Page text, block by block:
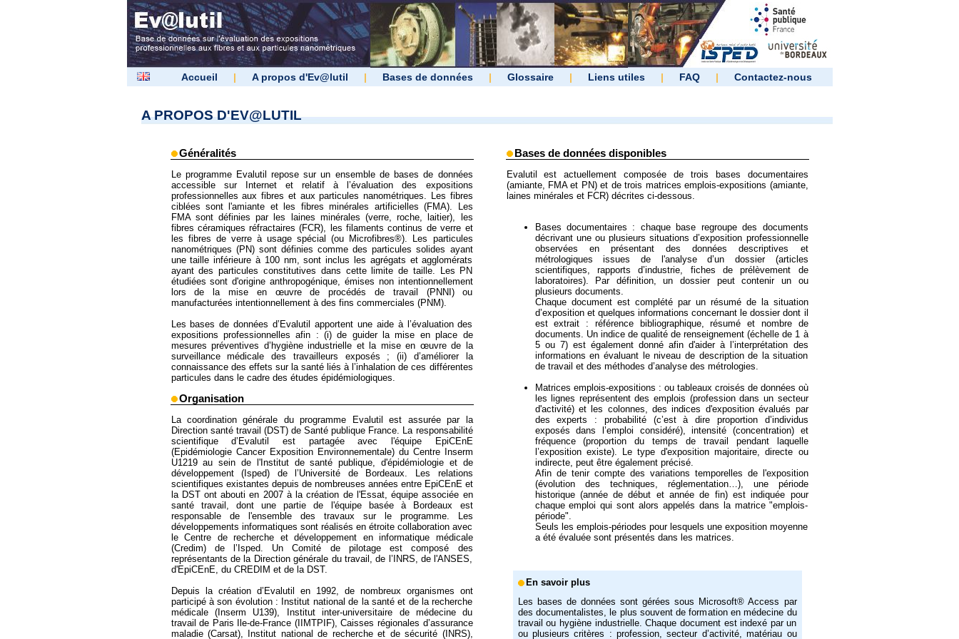
Accueil | A propos d'Ev@lutil | Bases de données | Glossaire | Liens utiles | FAQ | Contactez-nous
A PROPOS D'EV@LUTIL
Généralités
Le programme Evalutil repose sur un ensemble de bases de données
accessible sur Internet et relatif à l’évaluation des expositions
professionnelles aux fibres et aux particules nanométriques. Les fibres
ciblées sont l'amiante et les fibres minérales artificielles (FMA). Les
FMA sont définies par les laines minérales (verre, roche, laitier), les
fibres céramiques réfractaires (FCR), les filaments continus de verre et
les fibres de verre à usage spécial (ou Microfibres®). Les particules
nanométriques (PN) sont définies comme des particules solides ayant
une taille inférieure à 100 nm, sont inclus les agrégats et agglomérats
ayant des particules constitutives dans cette limite de taille. Les PN
étudiées sont d'origine anthropogénique, émises non intentionnellement
lors de la mise en œuvre de procédés de travail (PNNI) ou
manufacturées intentionnellement à des fins commerciales (PNM).
Les bases de données d’Evalutil apportent une aide à l’évaluation des
expositions professionnelles afin : (i) de guider la mise en place de
mesures préventives d’hygiène industrielle et la mise en œuvre de la
surveillance médicale des travailleurs exposés ; (ii) d’améliorer la
connaissance des effets sur la santé liés à l’inhalation de ces différentes
particules dans le cadre des études épidémiologiques.
Organisation
La coordination générale du programme Evalutil est assurée par la
Direction santé travail (DST) de Santé publique France. La responsabilité
scientifique d’Evalutil est partagée avec l'équipe EpiCEnE
(Epidémiologie Cancer Exposition Environnementale) du Centre Inserm
U1219 au sein de l'Institut de santé publique, d'épidémiologie et de
développement (Isped) de l’Université de Bordeaux. Les relations
scientifiques existantes depuis de nombreuses années entre EpiCEnE et
la DST ont abouti en 2007 à la création de l'Essat, équipe associée en
santé travail, dont une partie de l'équipe basée à Bordeaux est
responsable de l'ensemble des travaux sur le programme. Les
développements informatiques sont réalisés en étroite collaboration avec
le Centre de recherche et développement en informatique médicale
(Credim) de l’Isped. Un Comité de pilotage est composé des
représentants de la Direction générale du travail, de l’INRS, de l'ANSES,
d'EpiCEnE, du CREDIM et de la DST.
Depuis la création d’Evalutil en 1992, de nombreux organismes ont
participé à son évolution : Institut national de la santé et de la recherche
médicale (Inserm U139), Institut inter-universitaire de médecine du
travail de Paris Ile-de-France (IIMTPIF), Caisses régionales d’assurance
maladie (Carsat), Institut national de recherche et de sécurité (INRS),
Bases de données disponibles
Evalutil est actuellement composée de trois bases documentaires
(amiante, FMA et PN) et de trois matrices emplois-expositions (amiante,
laines minérales et FCR) décrites ci-dessous.
Bases documentaires : chaque base regroupe des documents
décrivant une ou plusieurs situations d’exposition professionnelle
observées en présentant des données descriptives et
métrologiques issues de l'analyse d’un dossier (articles
scientifiques, rapports d’industrie, fiches de prélèvement de
laboratoires). Par définition, un dossier peut contenir un ou
plusieurs documents.
Chaque document est complété par un résumé de la situation
d’exposition et quelques informations concernant le dossier dont il
est extrait : référence bibliographique, résumé et nombre de
documents. Un indice de qualité de renseignement (échelle de 1 à
5 ou 7) est également donné afin d'aider à l’interprétation des
informations en évaluant le niveau de description de la situation
de travail et des méthodes d’analyse des métrologies.
Matrices emplois-expositions : ou tableaux croisés de données où
les lignes représentent des emplois (profession dans un secteur
d'activité) et les colonnes, des indices d'exposition évalués par
des experts : probabilité (c’est à dire proportion d’individus
exposés dans l’emploi considéré), intensité (concentration) et
fréquence (proportion du temps de travail pendant laquelle
l’exposition existe). Le type d'exposition majoritaire, directe ou
indirecte, peut être également précisé.
Afin de tenir compte des variations temporelles de l'exposition
(évolution des techniques, réglementation…), une période
historique (année de début et année de fin) est indiquée pour
chaque emploi qui sont alors appelés dans la matrice "emplois-
période".
Seuls les emplois-périodes pour lesquels une exposition moyenne
a été évaluée sont présentés dans les matrices.
En savoir plus
Les bases de données sont gérées sous Microsoft® Access par
des documentalistes, le plus souvent de formation en médecine du
travail ou hygiène industrielle. Chaque document est indexé par un
ou plusieurs critères : profession, secteur d’activité, matériau ou